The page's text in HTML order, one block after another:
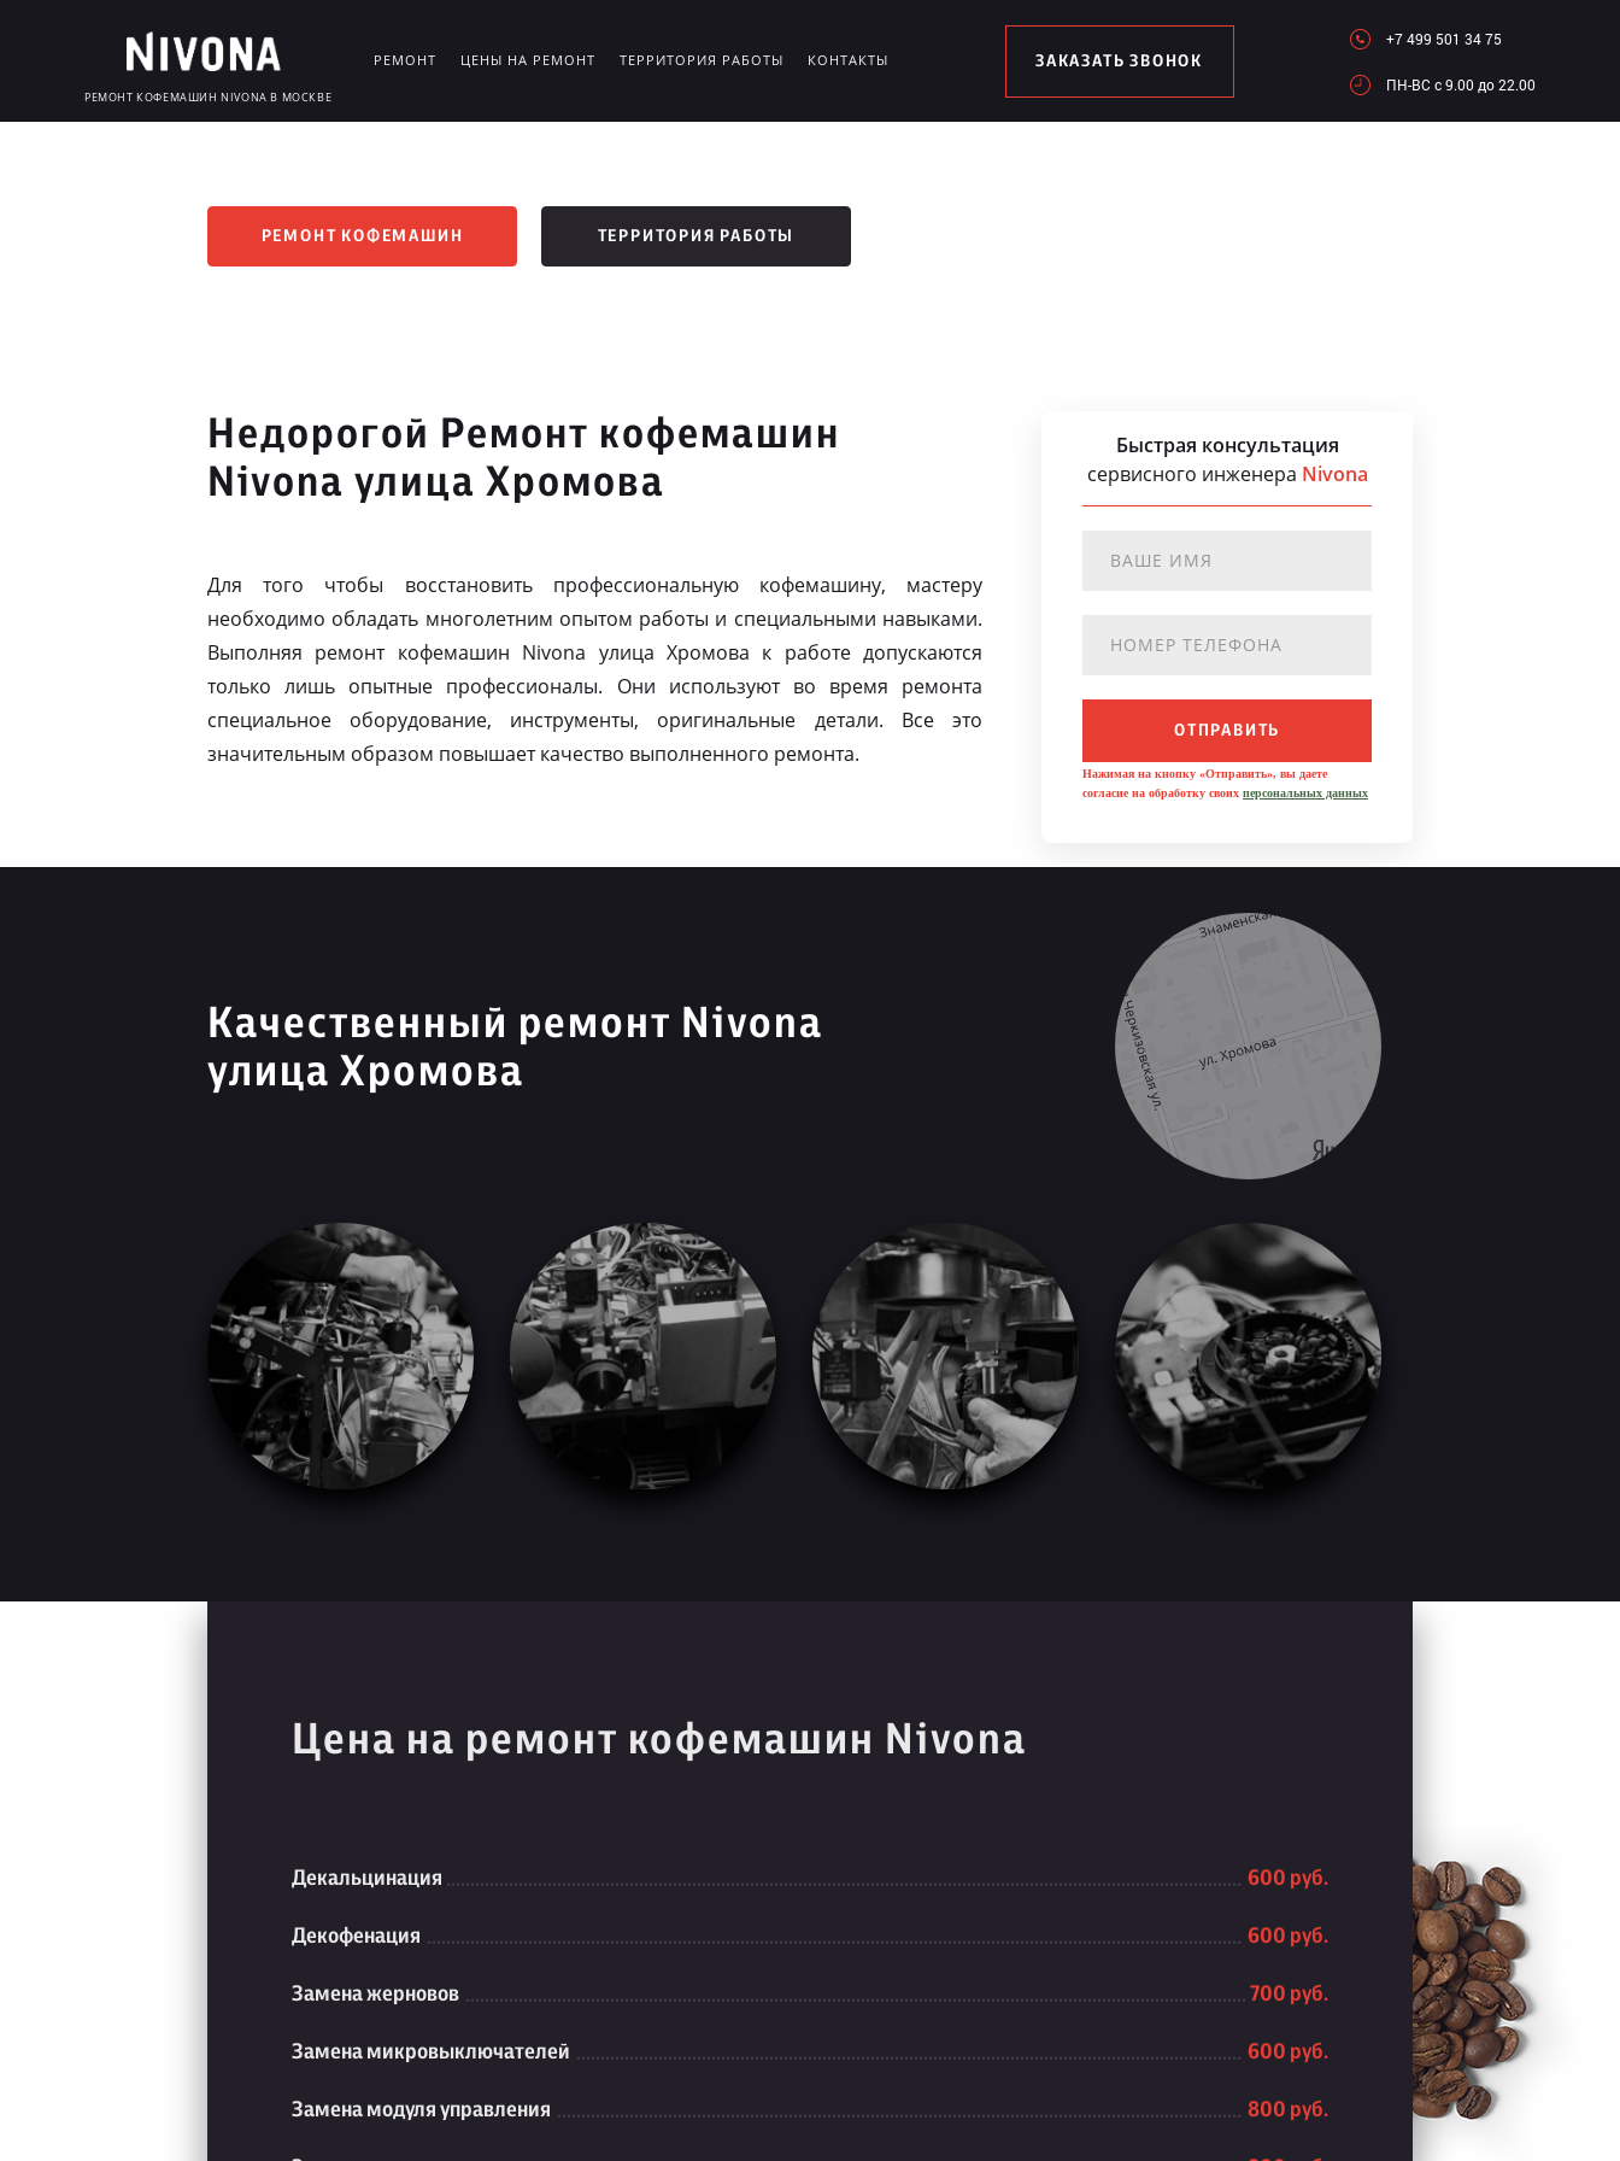
РЕМОНТ КОФЕМАШИН NIVONA В МОСКВЕ
РЕМОНТ ЦЕНЫ НА РЕМОНТ ТЕРРИТОРИЯ РАБОТЫ КОНТАКТЫ ЗАКАЗАТЬ ЗВОНОК
+7 499 501 34 75
ПН-ВC c 9.00 до 22.00
РЕМОНТ КОФЕМАШИН ТЕРРИТОРИЯ РАБОТЫ
Недорогой Ремонт кофемашин
Nivona улица Хромова
Для того чтобы восстановить профессиональную кофемашину, мастеру
необходимо обладать многолетним опытом работы и специальными навыками.
Выполняя ремонт кофемашин Nivona улица Хромова к работе допускаются
только лишь опытные профессионалы. Они используют во время ремонта
специальное оборудование, инструменты, оригинальные детали. Все это
значительным образом повышает качество выполненного ремонта.
Быстрая консультация
сервисного инженера Nivona
ОТПРАВИТЬ
Нажимая на кнопку «Отправить», вы даете
согласие на обработку своих персональных данных
Качественный ремонт Nivona
улица Хромова
Цена на ремонт кофемашин Nivona
Декальцинация 600 руб.
Декофенация 600 руб.
Замена жерновов 700 руб.
Замена микровыключателей 600 руб.
Замена модуля управления 800 руб.